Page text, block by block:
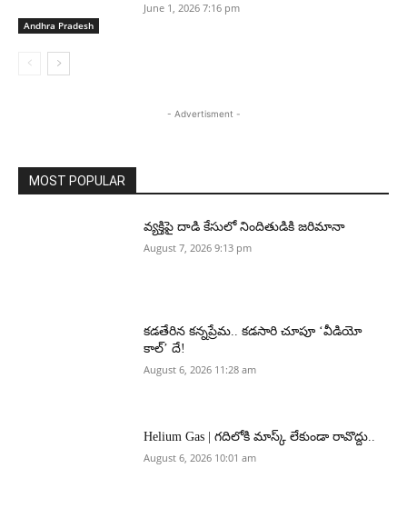
Andhra Pradesh
June 1, 2026 7:16 pm
- Advertisment -
MOST POPULAR
వ్యక్తిపై దాడి కేసులో నిందితుడికి జరిమానా
August 7, 2026 9:13 pm
కడతేరిన కన్నప్రేమ.. కడసారి చూపూ ‘వీడియో
కాల్’ దే!
August 6, 2026 11:28 am
Helium Gas | గదిలోకి మాస్క్ లేకుండా రావొద్దు..
August 6, 2026 10:01 am